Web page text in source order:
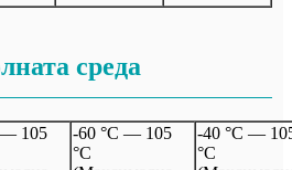
среда
— 105
-60 °C — 105
°C
-40 °C —
°C